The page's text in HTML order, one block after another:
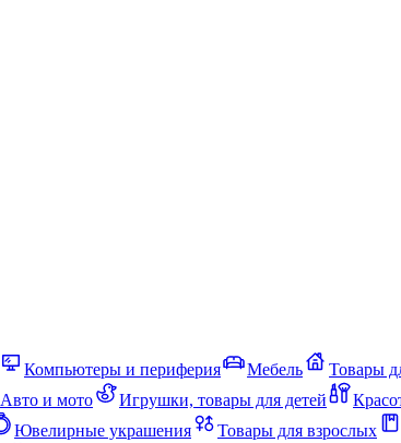
Компьютеры и периферия Мебель Товары
Авто и мото Игрушки, товары для детей
Ювелирные украшения Товары для взрослых